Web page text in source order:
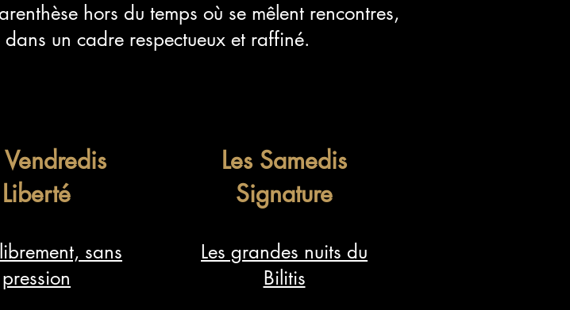
hors du temps où se mêlent rencontres,
un cadre respectueux et raffiné.
Vendredis
Liberté
sans
pression
Les Samedis
Signature
Les grandes nuits du
Bilitis